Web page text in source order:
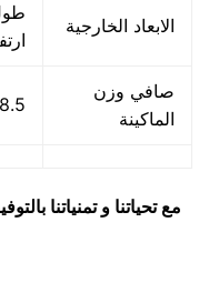
الابعاد الخارجية
صافي وزن
الماكينة
8.5 كيلو جرام
مع تحياتنا و تمنياتنا